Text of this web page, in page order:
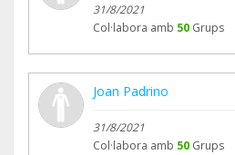
31/8/2021
Col·labora amb 50 Grups
Joan Padrino
31/8/2021
Col·labora amb 50 Grups